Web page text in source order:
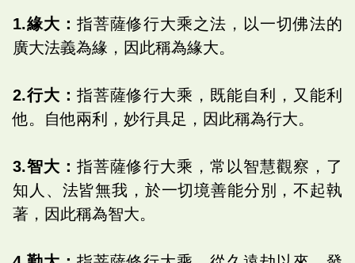
1.緣大： 指菩薩修行大乘之法，以一切佛法的
廣大法義為緣，因此稱為緣大。
2.行大： 指菩薩修行大乘，既能自利，又能利
他。自他兩利，妙行具足，因此稱為行大。
3.智大： 指菩薩修行大乘，常以智慧觀察，了
知人、法皆無我，於一切境善能分別，不起執
著，因此稱為智大。